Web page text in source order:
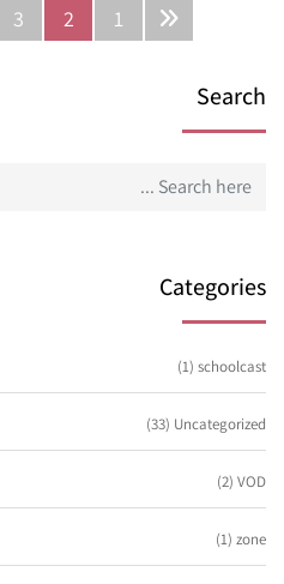
1
2
3
Search
Categories
schoolcast
(1)
Uncategorized
(33)
VOD
(2)
zone
(1)